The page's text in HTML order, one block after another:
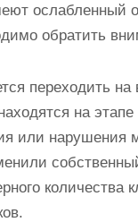
ослабленный
обратить
переходить
на этапе
или
количества